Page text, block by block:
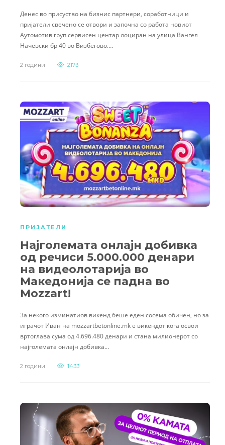
Денес во присуство на бизнис партнери, соработници и
пријатели свечено се отвори и започна со работа новиот
Аутомотив груп сервисен центар лоциран на улица Вангел
Начевски бр 40 во Визбегово….
2 години 2173
ПРИЈАТЕЛИ
Најголемата онлајн добивкa
од речиси 5.000.000 денари
на видеолотарија во
Македонија се падна во
Mozzart!
За некого изминатиов викенд беше еден сосема обичен, но за
играчот Иван на mozzartbetonline.mk е викендот кога освои
вртоглава сума од 4.696.480 денари и стана милионерот со
најголемата онлајн добивка…
2 години 1433